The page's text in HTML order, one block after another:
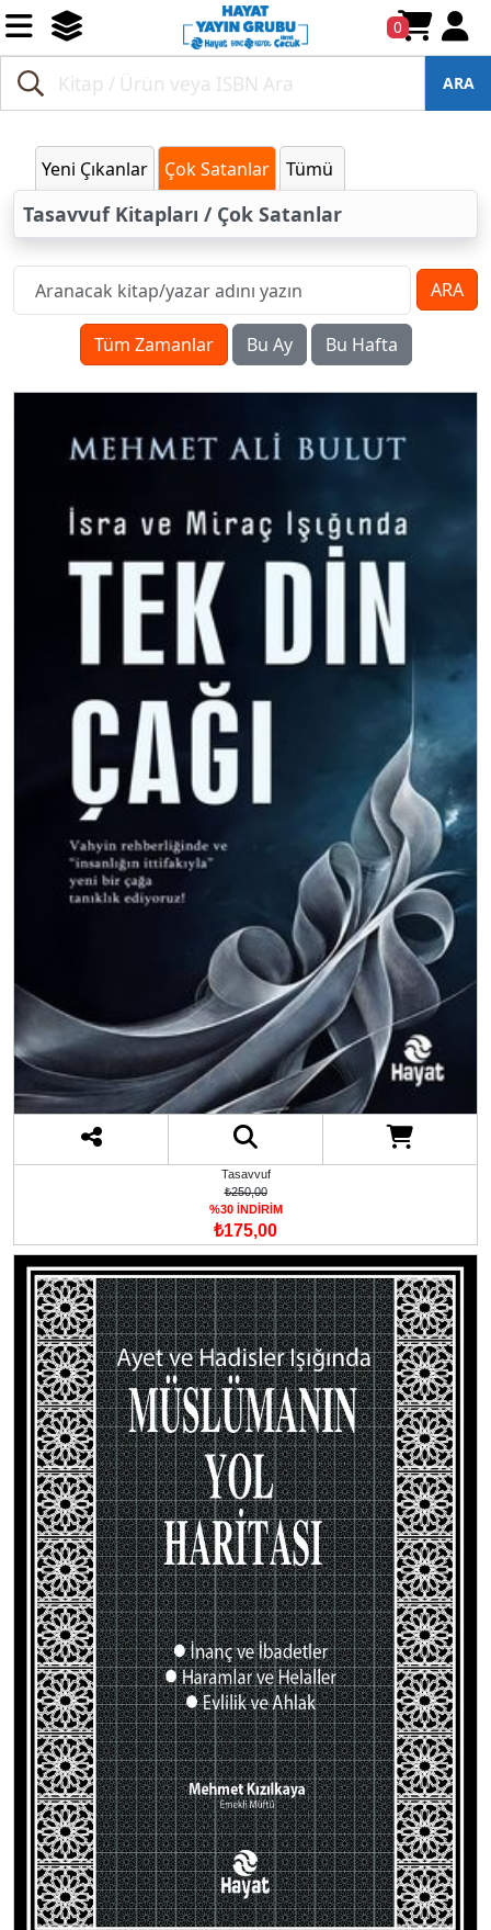
0
ARA
Yeni Çıkanlar Çok Satanlar Tümü
Tasavvuf Kitapları / Çok Satanlar
ARA
Tüm Zamanlar Bu Ay Bu Hafta
Tasavvuf
₺250,00
%30 İNDİRİM
₺175,00